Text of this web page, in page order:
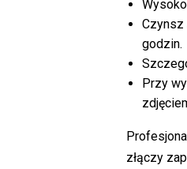
Czynsz
godzin.
Przy
złączy